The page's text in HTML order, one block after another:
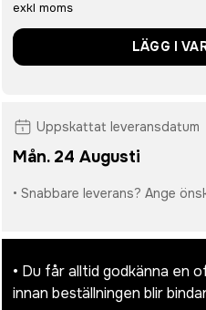
exkl moms
LÄGG I
Uppskattat leveransdatum
Mån. 24 Augusti
• Snabbare leverans? Ange
• Du får alltid godkänna en
innan beställningen blir